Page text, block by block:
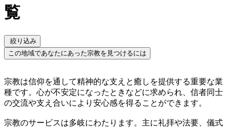
覧
絞り込み
この地域であなたにあった宗教を見つけるには
宗教は信仰を通して精神的な支えと癒しを提供する重要な業
種です。心が不安定になったときなどに求められ、信者同士
の交流や支え合いにより安心感を得ることができます。
宗教のサービスは多岐にわたります。主に礼拝や法要、儀式